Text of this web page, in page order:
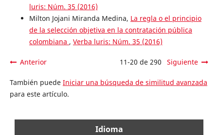
luris: Núm. 35 (2016)
Milton Jojani Miranda Medina, La regla o el principio
de la selección objetiva en la contratación pública
colombiana , Verba luris: Núm. 35 (2016)
Anterior 11-20 de 290 Siguiente
También puede Iniciar una búsqueda de similitud avanzada
para este artículo.
Idioma